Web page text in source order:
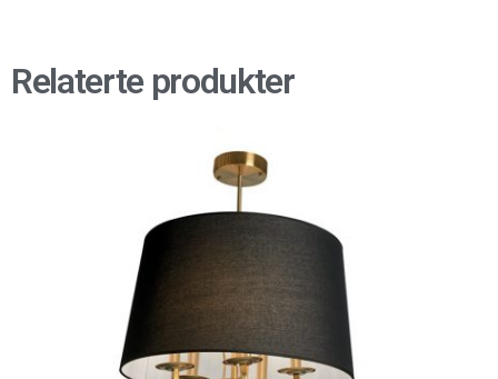
Relaterte produkter